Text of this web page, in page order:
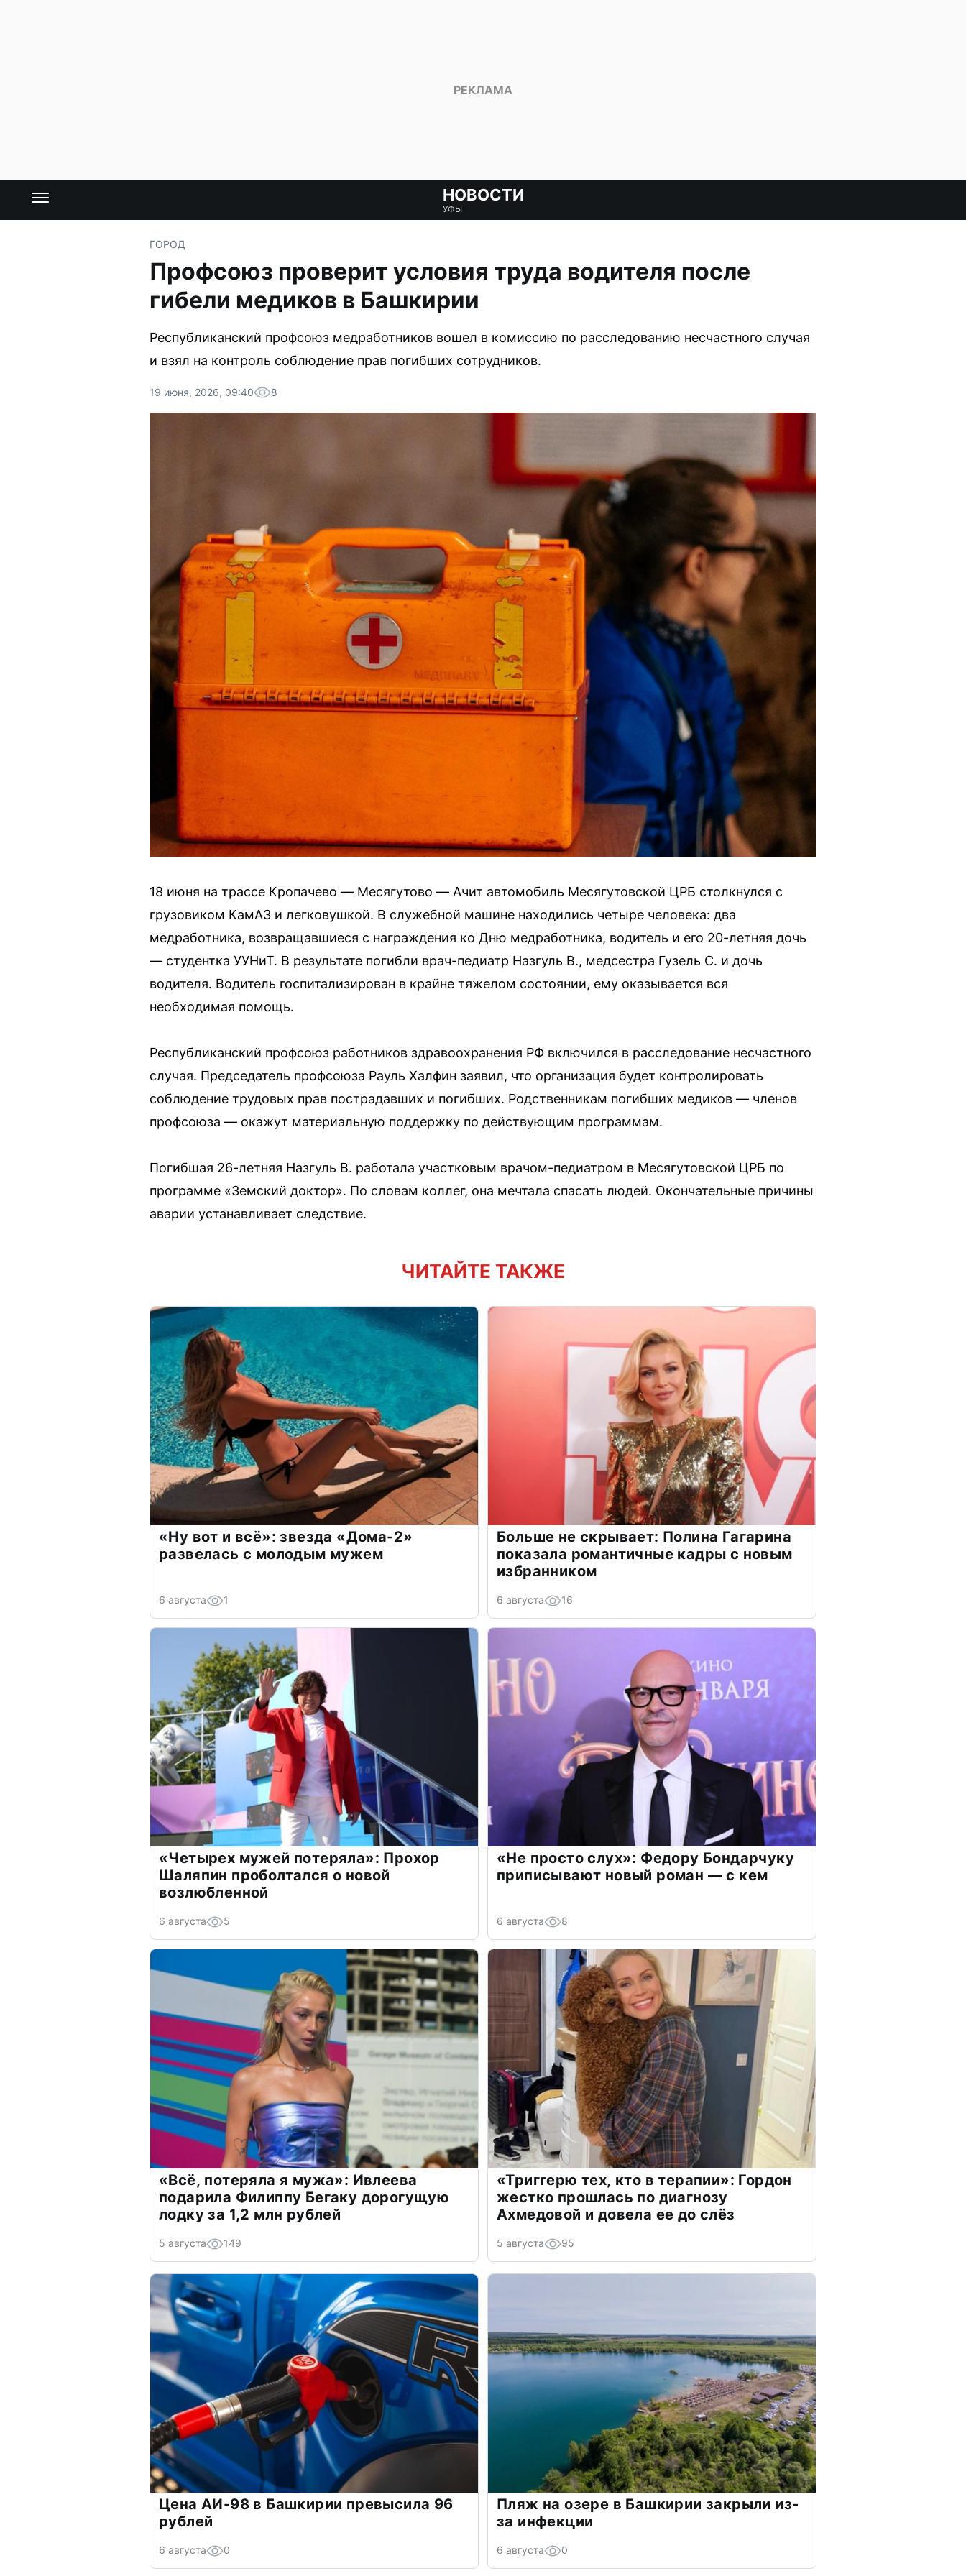
НОВОСТИ
УФЫ
ГОРОД
Профсоюз проверит условия труда водителя после
гибели медиков в Башкирии
Республиканский профсоюз медработников вошел в комиссию по расследованию несчастного случая
и взял на контроль соблюдение прав погибших сотрудников.
19 июня, 2026, 09:40 8
18 июня на трассе Кропачево — Месягутово — Ачит автомобиль Месягутовской ЦРБ столкнулся с
грузовиком КамАЗ и легковушкой. В служебной машине находились четыре человека: два
медработника, возвращавшиеся с награждения ко Дню медработника, водитель и его 20-летняя дочь
— студентка УУНиТ. В результате погибли врач-педиатр Назгуль В., медсестра Гузель С. и дочь
водителя. Водитель госпитализирован в крайне тяжелом состоянии, ему оказывается вся
необходимая помощь.
Республиканский профсоюз работников здравоохранения РФ включился в расследование несчастного
случая. Председатель профсоюза Рауль Халфин заявил, что организация будет контролировать
соблюдение трудовых прав пострадавших и погибших. Родственникам погибших медиков — членов
профсоюза — окажут материальную поддержку по действующим программам.
Погибшая 26-летняя Назгуль В. работала участковым врачом-педиатром в Месягутовской ЦРБ по
программе «Земский доктор». По словам коллег, она мечтала спасать людей. Окончательные причины
аварии устанавливает следствие.
ЧИТАЙТЕ ТАКЖЕ
«Ну вот и всё»: звезда «Дома-2»
развелась с молодым мужем
6 августа 1
Больше не скрывает: Полина Гагарина
показала романтичные кадры с новым
избранником
6 августа 16
«Четырех мужей потеряла»: Прохор
Шаляпин проболтался о новой
возлюбленной
6 августа 5
«Не просто слух»: Федору Бондарчуку
приписывают новый роман — с кем
6 августа 8
«Всё, потеряла я мужа»: Ивлеева
подарила Филиппу Бегаку дорогущую
лодку за 1,2 млн рублей
5 августа 149
«Триггерю тех, кто в терапии»: Гордон
жестко прошлась по диагнозу
Ахмедовой и довела ее до слёз
5 августа 95
Цена АИ-98 в Башкирии превысила 96
рублей
6 августа 0
Пляж на озере в Башкирии закрыли из-
за инфекции
6 августа 0